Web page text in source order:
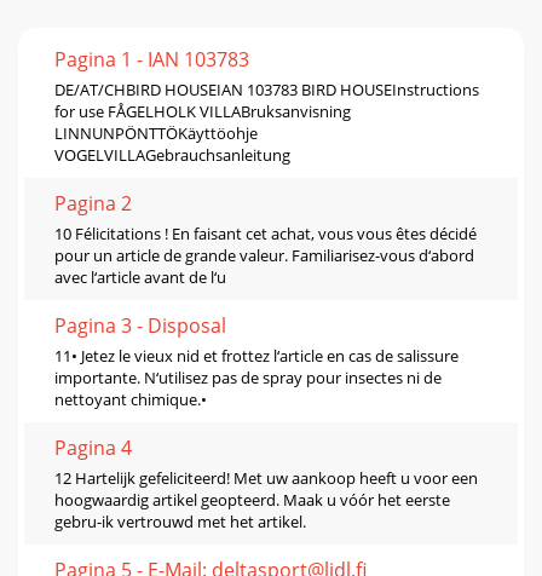
Pagina 1 - IAN 103783
DE/AT/CHBIRD HOUSEIAN 103783 BIRD HOUSEInstructions
for use FÅGELHOLK VILLABruksanvisning
LINNUNPÖNTTÖKäyttöohje
VOGELVILLAGebrauchsanleitung
Pagina 2
10 Félicitations ! En faisant cet achat, vous vous êtes décidé
pour un article de grande valeur. Familiarisez-vous d‘abord
avec l‘article avant de l‘u
Pagina 3 - Disposal
11• Jetez le vieux nid et frottez l‘article en cas de salissure
importante. N‘utilisez pas de spray pour insectes ni de
nettoyant chimique.•
Pagina 4
12 Hartelijk gefeliciteerd! Met uw aankoop heeft u voor een
hoogwaardig artikel geopteerd. Maak u vóór het eerste
gebru-ik vertrouwd met het artikel.
Pagina 5 - E-Mail: deltasport@lidl.ﬁ